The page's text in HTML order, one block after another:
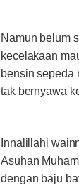
Namun belum
kecelakaan
bensin sepeda
tak bernyawa
Innalillahi
Asuhan
dengan baju